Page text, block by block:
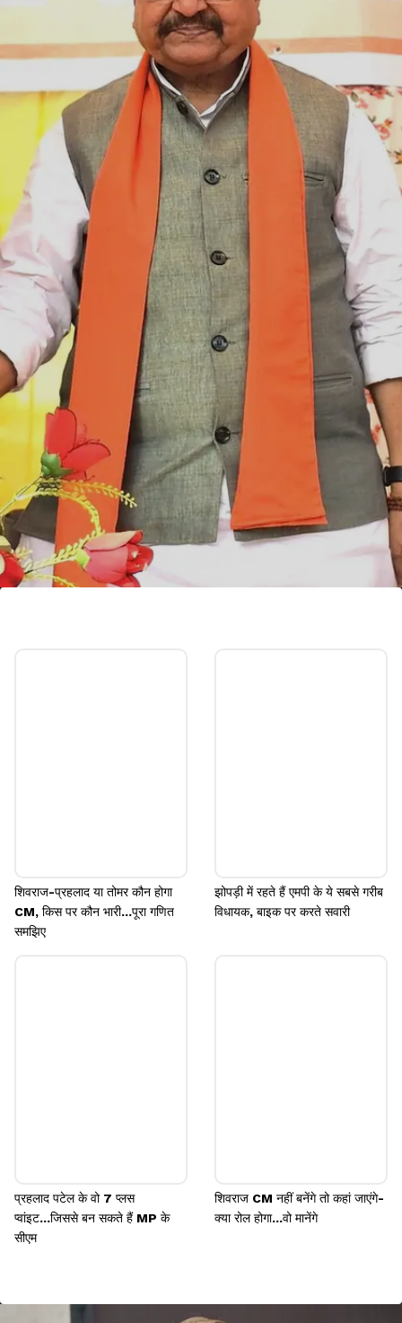
Image credits: social media
शिवराज-प्रहलाद या तोमर कौन होगा
CM, किस पर कौन भारी...पूरा गणित
समझिए
झोपड़ी में रहते हैं एमपी के ये सबसे गरीब
विधायक, बाइक पर करते सवारी
प्रहलाद पटेल के वो 7 प्लस
प्वांइट...जिससे बन सकते हैं MP के
सीएम
शिवराज CM नहीं बनेंगे तो कहां जाएंगे-
क्या रोल होगा...वो मानेंगे